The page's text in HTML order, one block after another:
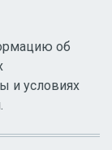
об
и условиях